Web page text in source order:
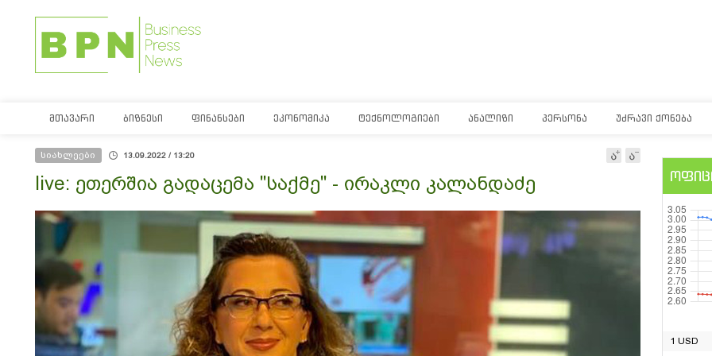
ᲛᲗᲐᲕᲐᲠᲘ ᲑᲘᲖᲜᲔᲡᲘ ᲤᲘᲜᲐᲜᲡᲔᲑᲘ ᲔᲙᲝᲜᲝᲛᲘᲙᲐ ᲢᲔᲥᲜᲝᲚᲝᲒᲘᲔᲑᲘ ᲐᲜᲐᲚᲘᲖᲘ ᲞᲔᲠᲡᲝᲜᲐ ᲣᲫᲠᲐᲕᲘ ᲥᲝᲜᲔᲑᲐ
სიახლეები 13.09.2022 / 13:20
live: ეთერშია გადაცემა "საქმე" - ირაკლი კალანდაძე
1 USD